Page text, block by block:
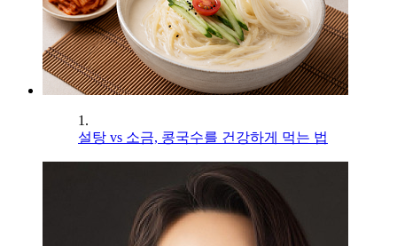
1.
설탕 vs 소금, 콩국수를 건강하게 먹는 법